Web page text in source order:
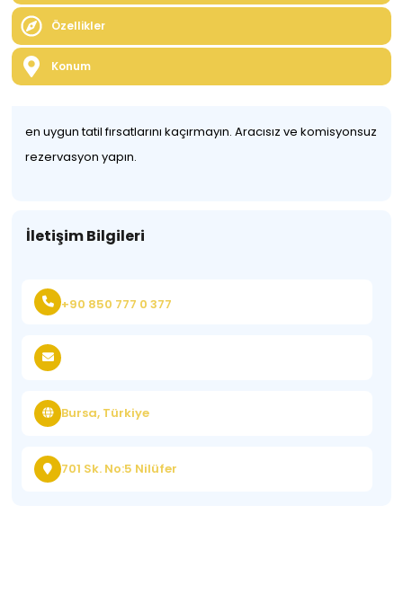
Özellikler
Konum
en uygun tatil fırsatlarını kaçırmayın. Aracısız ve komisyonsuz
rezervasyon yapın.
İletişim Bilgileri
+90 850 777 0 377
Bursa, Türkiye
701 Sk. No:5 Nilüfer